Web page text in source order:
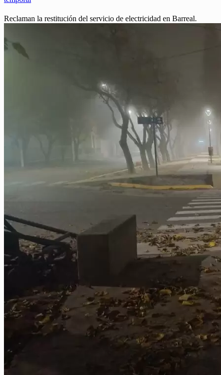
Reclaman la restitución del servicio de electricidad en Barreal.